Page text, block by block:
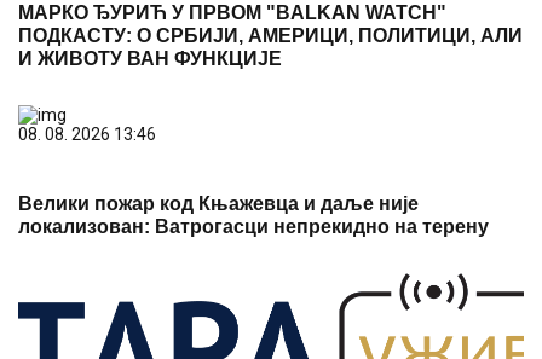
МАРКО ЂУРИЋ У ПРВОМ "BALKAN WATCH"
ПОДКАСТУ: О СРБИЈИ, АМЕРИЦИ, ПОЛИТИЦИ, АЛИ
И ЖИВОТУ ВАН ФУНКЦИЈЕ
08. 08. 2026 13:46
Велики пожар код Књажевца и даље није
локализован: Ватрогасци непрекидно на терену